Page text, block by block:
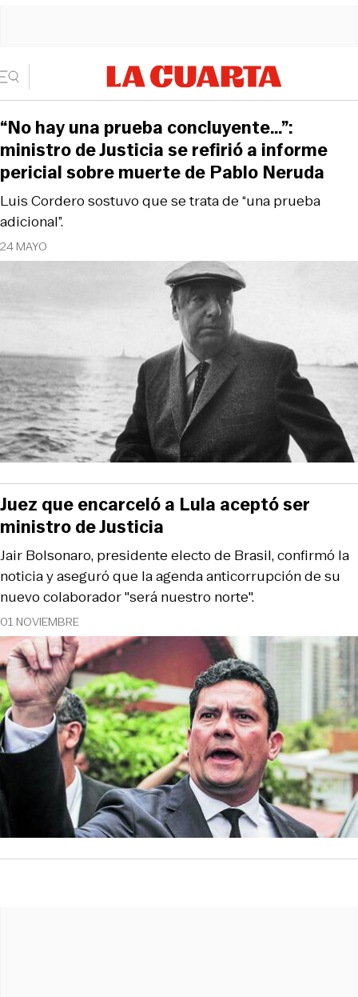
24 MAYO
Luis Cordero sostuvo que se trata de “una prueba
adicional”.
“No hay una prueba concluyente…”:
ministro de Justicia se refirió a informe
pericial sobre muerte de Pablo Neruda
01 NOVIEMBRE
Jair Bolsonaro, presidente electo de Brasil, confirmó la
noticia y aseguró que la agenda anticorrupción de su
nuevo colaborador "será nuestro norte".
Juez que encarceló a Lula aceptó ser
ministro de Justicia